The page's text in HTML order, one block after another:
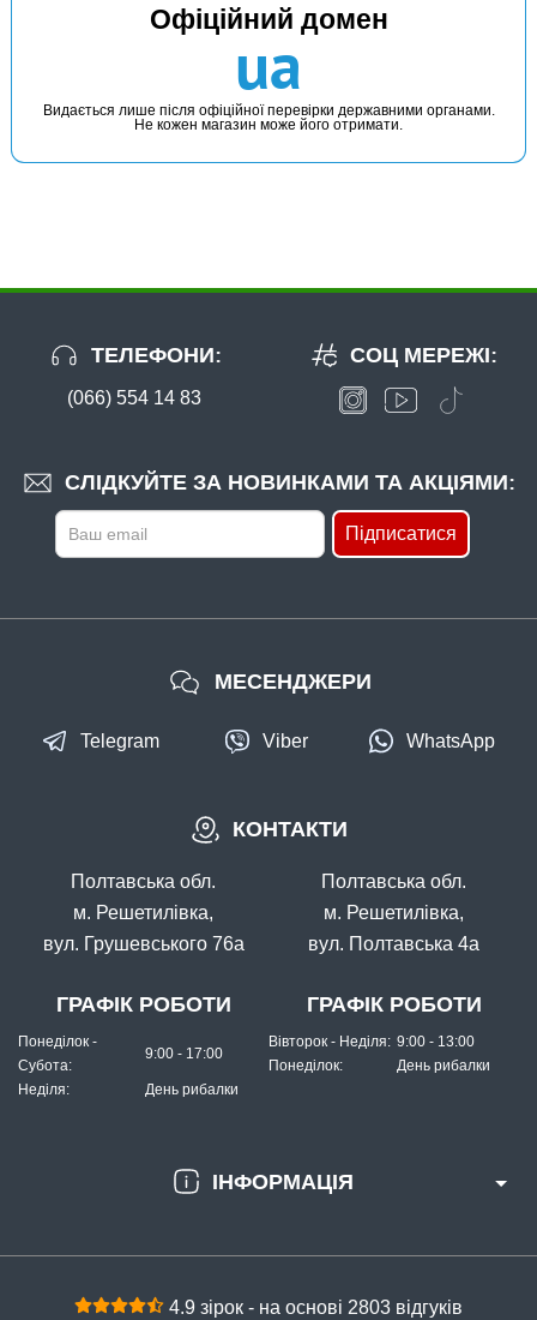
Офіційний домен
ua
Видається лише після офіційної перевірки державними органами.
Не кожен магазин може його отримати.
ТЕЛЕФОНИ:
(066) 554 14 83
СЛІДКУЙТЕ ЗА НОВИНКАМИ ТА АКЦІЯМИ:
Підписатися
СОЦ МЕРЕЖІ:
ІНФОРМАЦІЯ
КОНТАКТИ
Полтавська обл.
м. Решетилівка,
вул. Грушевського 76а
ГРАФІК РОБОТИ
Понеділок -
Субота:
9:00 - 17:00
Неділя: День рибалки
Полтавська обл.
м. Решетилівка,
вул. Полтавська 4а
ГРАФІК РОБОТИ
Вівторок - Неділя: 9:00 - 13:00
Понеділок:
День рибалки
МЕСЕНДЖЕРИ
Telegram Viber WhatsApp
4.9 зірок - на основі 2803 відгуків